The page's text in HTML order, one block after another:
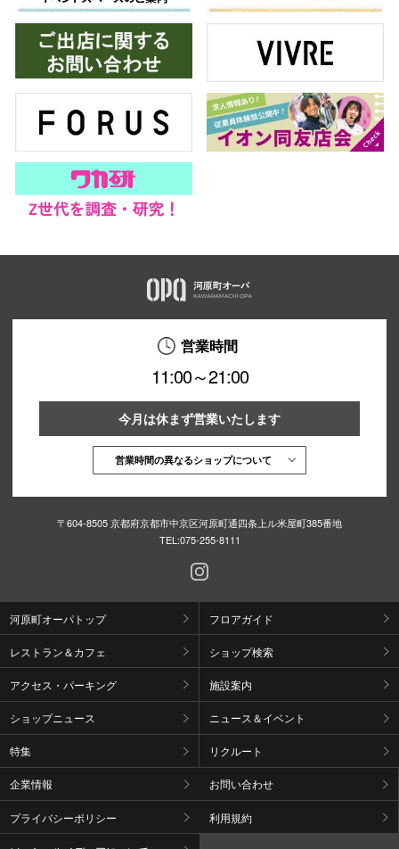
営業時間
11:00～21:00
今月は休まず営業いたします
営業時間の異なるショップについて
〒604-8505 京都府京都市中京区河原町通四条上ル米屋町385番地
TEL:075-255-8111
河原町オーパトップ フロアガイド
レストラン＆カフェ ショップ検索
アクセス・パーキング 施設案内
ショップニュース ニュース＆イベント
特集 リクルート
企業情報 お問い合わせ
プライバシーポリシー 利用規約